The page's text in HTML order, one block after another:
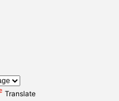
Translate